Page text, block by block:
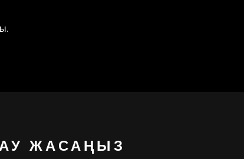
ЖАСАҢЫЗ